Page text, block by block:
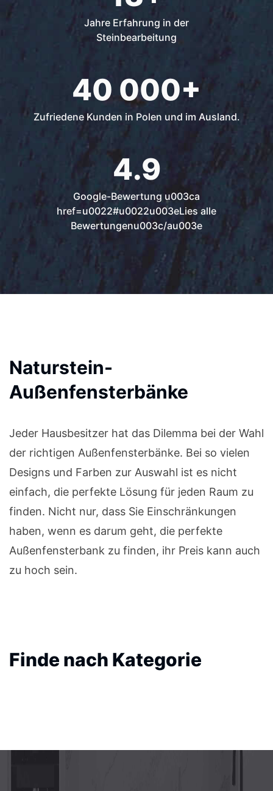
Jahre Erfahrung in der
Steinbearbeitung
40 000+
Zufriedene Kunden in Polen und im Ausland.
4.9
Google-Bewertung u003ca
href=u0022#u0022u003eLies alle
Bewertungenu003c/au003e
Naturstein-
Außenfensterbänke
Jeder Hausbesitzer hat das Dilemma bei der Wahl
der richtigen Außenfensterbänke. Bei so vielen
Designs und Farben zur Auswahl ist es nicht
einfach, die perfekte Lösung für jeden Raum zu
finden. Nicht nur, dass Sie Einschränkungen
haben, wenn es darum geht, die perfekte
Außenfensterbank zu finden, ihr Preis kann auch
zu hoch sein.
Finde nach Kategorie